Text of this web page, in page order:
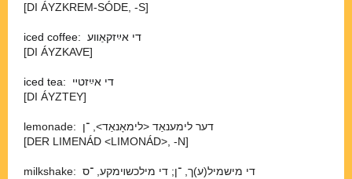
[DI ÁYZKREM-⁠SÓDE, -⁠S]
iced coffee: די אײַזקאַװע
[DI ÁYZKAVE]
iced tea: די אײַזטײ
[DI ÁYZTEY]
lemonade: דער לימענאַד <לימאָנאַד>, ־⁠ן
[DER LIMENÁD <LIMONÁD>, -⁠N]
milkshake: די מישמיל(ע)ך, ־⁠ן; די מילכשױמקע, ־⁠ס